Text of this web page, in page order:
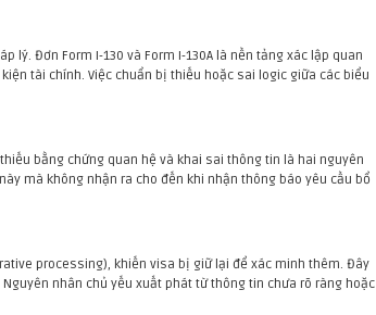
lý. Đơn Form I-130 và Form I-130A là nền tảng xác lập quan
tài chính. Việc chuẩn bị thiếu hoặc sai logic giữa các biểu
bằng chứng quan hệ và khai sai thông tin là hai nguyên
mà không nhận ra cho đến khi nhận thông báo yêu cầu bổ
processing), khiến visa bị giữ lại để xác minh thêm. Đây
nhân chủ yếu xuất phát từ thông tin chưa rõ ràng hoặc